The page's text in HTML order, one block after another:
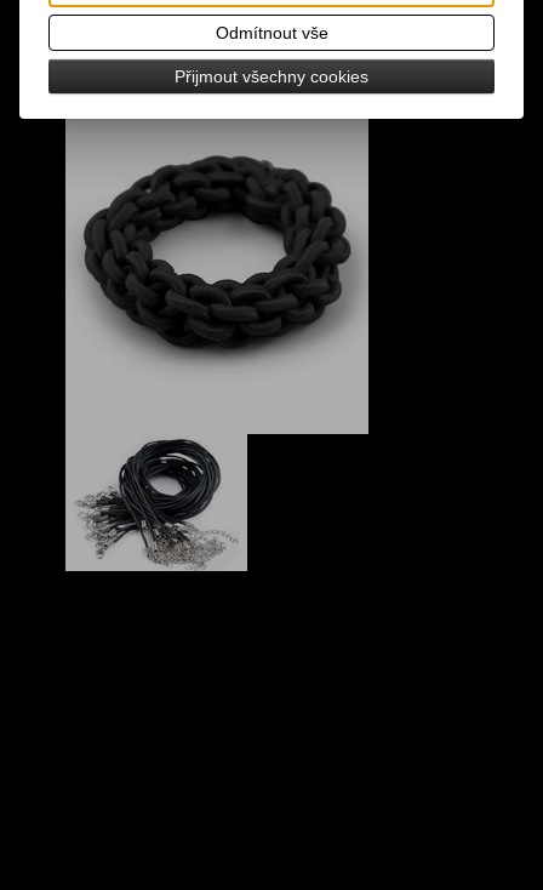
Odmítnout vše
Přijmout všechny cookies